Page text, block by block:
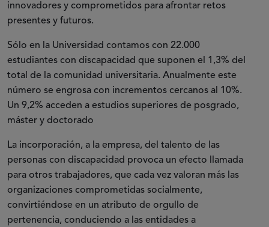
innovadores y comprometidos para afrontar retos
presentes y futuros.
Sólo en la Universidad contamos con 22.000
estudiantes con discapacidad que suponen el 1,3% del
total de la comunidad universitaria. Anualmente este
número se engrosa con incrementos cercanos al 10%.
Un 9,2% acceden a estudios superiores de posgrado,
máster y doctorado
La incorporación, a la empresa, del talento de las
personas con discapacidad provoca un efecto llamada
para otros trabajadores, que cada vez valoran más las
organizaciones comprometidas socialmente,
convirtiéndose en un atributo de orgullo de
pertenencia, conduciendo a las entidades a